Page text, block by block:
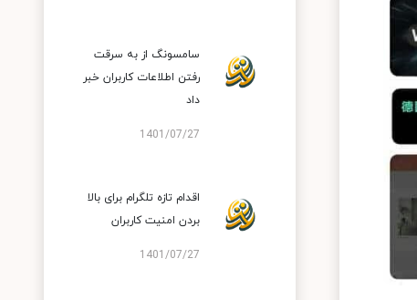
سامسونگ از به سرقت
رفتن اطلاعات کاربران خبر
داد
1401/07/27
اقدام تازه تلگرام برای بالا
بردن امنیت کاربران
1401/07/27